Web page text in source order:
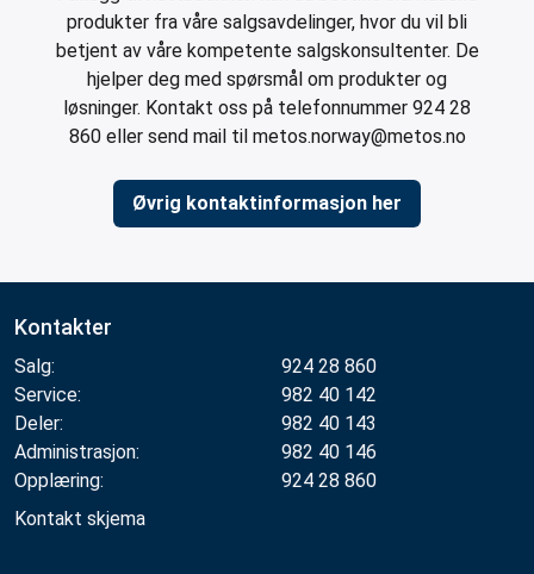
produkter fra våre salgsavdelinger, hvor du vil bli
betjent av våre kompetente salgskonsultenter. De
hjelper deg med spørsmål om produkter og
løsninger. Kontakt oss på telefonnummer 924 28
860 eller send mail til metos.norway@metos.no
Øvrig kontaktinformasjon her
Kontakter
Salg:
924 28 860
Service:
982 40 142
Deler:
982 40 143
Administrasjon:
982 40 146
Opplæring:
924 28 860
Kontakt skjema